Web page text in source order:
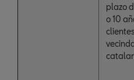
plazo
o 10